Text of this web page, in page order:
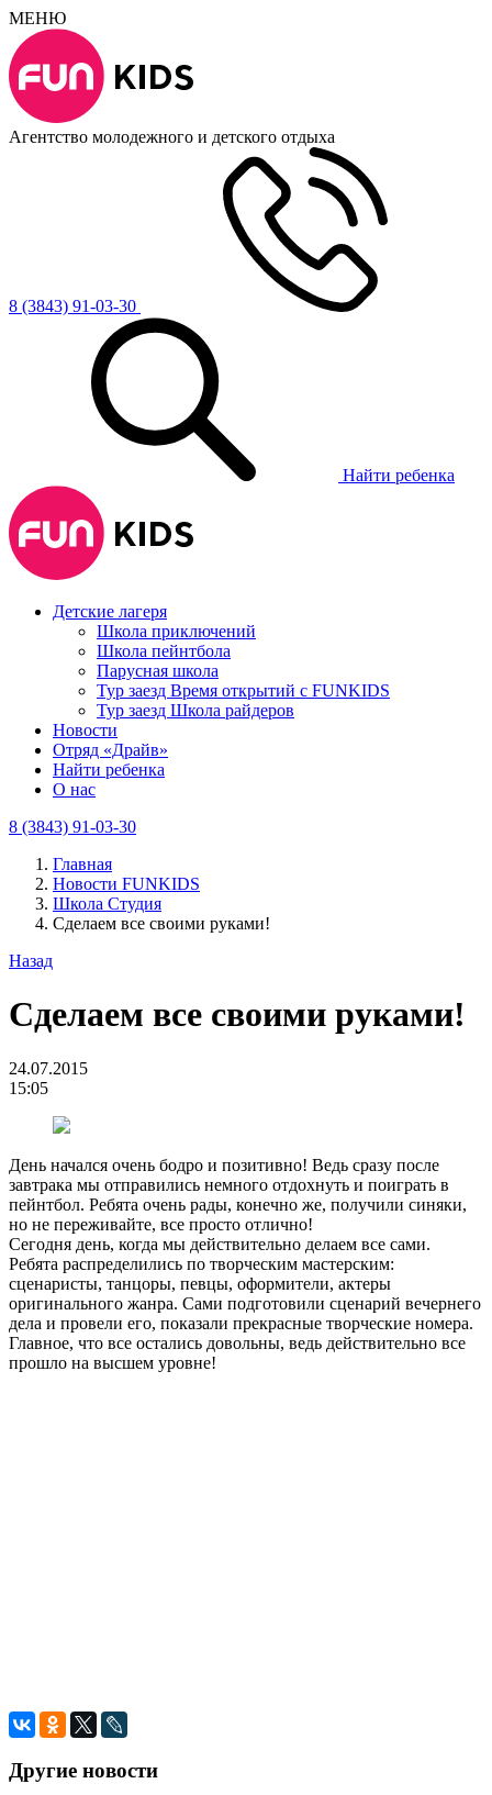
МЕНЮ
Агентство молодежного и детского отдыха
8 (3843) 91-03-30
Найти ребенка
Детские лагеря
Школа приключений
Школа пейнтбола
Парусная школа
Тур заезд Время открытий с FUNKIDS
Тур заезд Школа райдеров
Новости
Отряд «Драйв»
Найти ребенка
О нас
8 (3843) 91-03-30
Главная
Новости FUNKIDS
Школа Студия
Сделаем все своими руками!
Назад
Сделаем все своими руками!
24.07.2015
15:05
День начался очень бодро и позитивно! Ведь сразу после
завтрака мы отправились немного отдохнуть и поиграть в
пейнтбол. Ребята очень рады, конечно же, получили синяки,
но не переживайте, все просто отлично!
Сегодня день, когда мы действительно делаем все сами.
Ребята распределились по творческим мастерским:
сценаристы, танцоры, певцы, оформители, актеры
оригинального жанра. Сами подготовили сценарий вечернего
дела и провели его, показали прекрасные творческие номера.
Главное, что все остались довольны, ведь действительно все
прошло на высшем уровне!
Другие новости